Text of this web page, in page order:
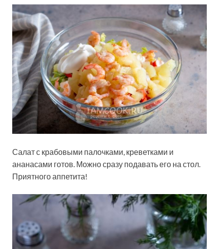
Салат с крабовыми палочками, креветками и
ананасами готов. Можно сразу подавать его на стол.
Приятного аппетита!